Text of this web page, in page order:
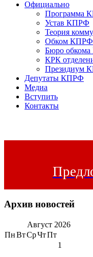
Официально
Программа
Устав КПРФ
Теория
Обком КПРФ
Бюро
КРК
Президиум
Депутаты КПРФ
Медиа
Вступить
Контакты
Архив новостей
Август 2026
ПнВтСрЧтПт
1